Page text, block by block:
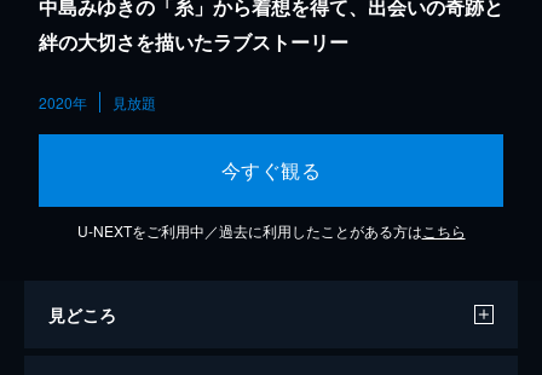
中島みゆきの「糸」から着想を得て、出会いの奇跡と
絆の大切さを描いたラブストーリー
2020年 見放題
今すぐ観る
U-NEXTをご利用中／過去に利用したことがある方は こちら
見どころ